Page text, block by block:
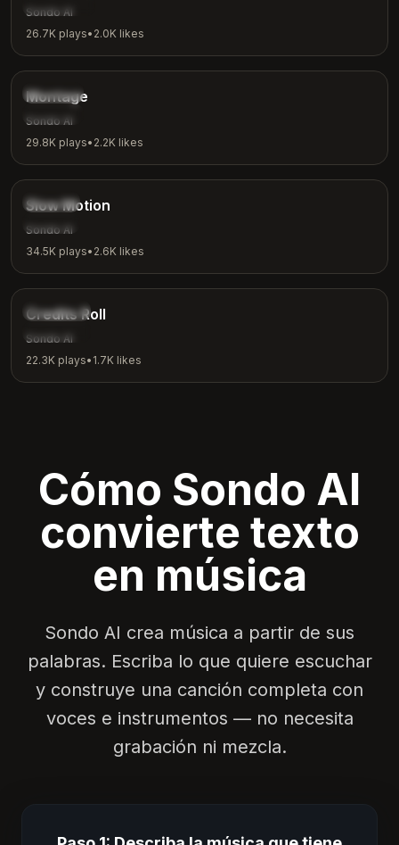
Wide
Sondo AI
26.7K plays• 2.0K likes
Montage
Fast
Montage
Sondo AI
29.8K plays• 2.2K likes
Slow
Ethereal
Slow Motion
Sondo AI
34.5K plays• 2.6K likes
Ending
Reflective
Credits Roll
Sondo AI
22.3K plays• 1.7K likes
Cómo Sondo AI
convierte texto
en música
Sondo AI crea música a partir de sus
palabras. Escriba lo que quiere escuchar
y construye una canción completa con
voces e instrumentos — no necesita
grabación ni mezcla.